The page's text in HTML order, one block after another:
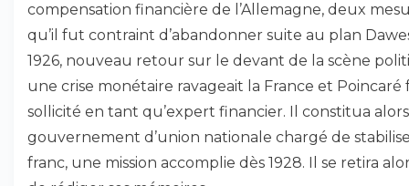
compensation financière de l’Allemagne, deux
qu’il fut contraint d’abandonner suite au plan
1926, nouveau retour sur le devant de la scène
une crise monétaire ravageait la France et Poincaré
sollicité en tant qu’expert financier. Il constitua
gouvernement d’union nationale chargé de
franc, une mission accomplie dès 1928. Il se retira